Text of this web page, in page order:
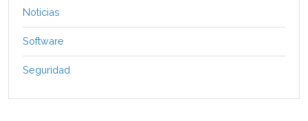
Noticias
Software
Seguridad